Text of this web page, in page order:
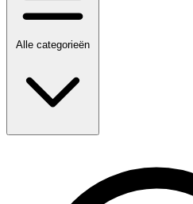
Alle categorieën